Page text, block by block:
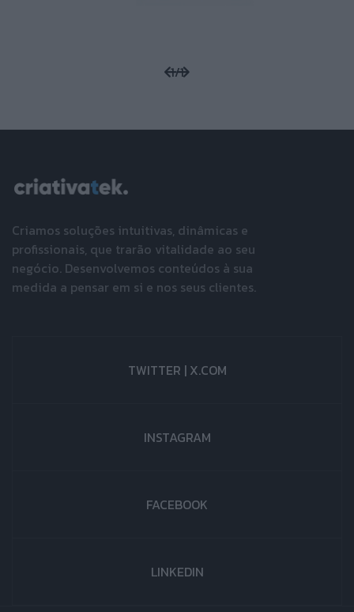
1/1
Criamos soluções intuitivas, dinâmicas e
profissionais, que trarão vitalidade ao seu
negócio. Desenvolvemos conteúdos à sua
medida a pensar em si e nos seus clientes.
TWITTER | X.COM
INSTAGRAM
FACEBOOK
LINKEDIN